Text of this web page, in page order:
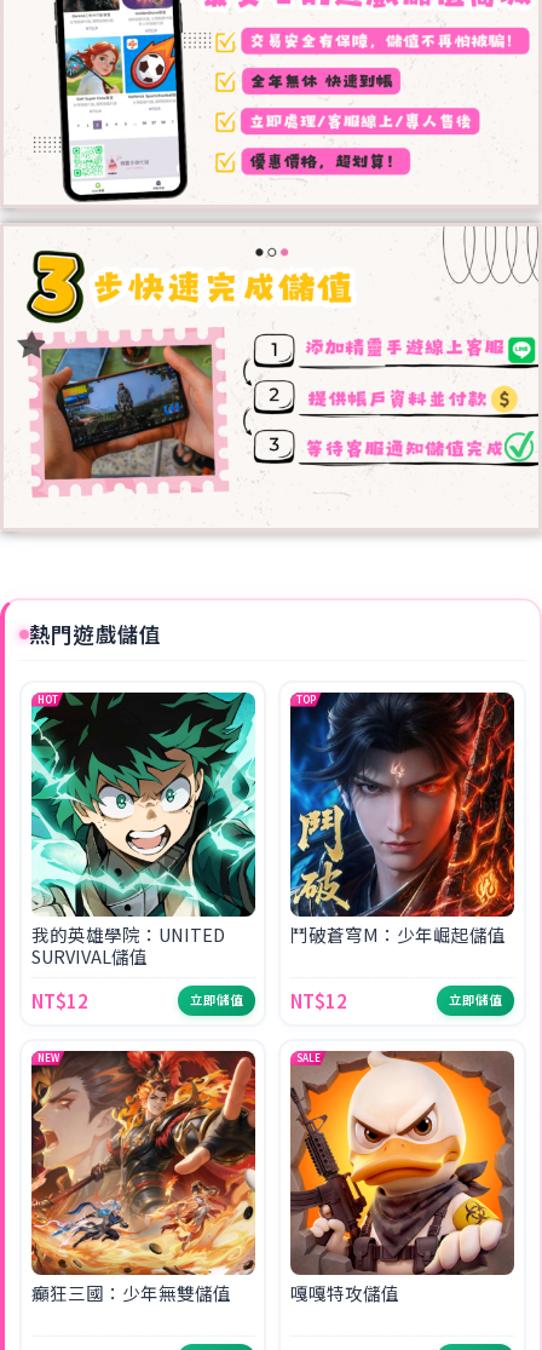
熱門遊戲儲值
HOT
我的英雄學院：UNITED
SURVIVAL儲值
NT$12
立即儲值
TOP
鬥破蒼穹M：少年崛起儲值
NT$12 立即儲值
NEW
癲狂三國：少年無雙儲值
SALE
嘎嘎特攻儲值